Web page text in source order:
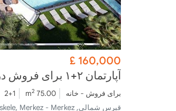
160,000
£
آپارتمان ۲+۱ برای فروش در ایسکله، قبرس شمالی – فرصت سرمایه گذاری
برای فروش - خانه 75.00 m
2
2+1
قبرس شمالی, İskele, İskele, Merkez - Merkez